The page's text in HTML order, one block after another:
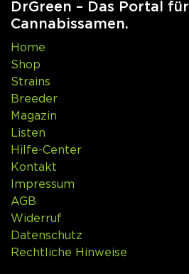
DrGreen – Das Portal für
Cannabissamen.
Home
Shop
Strains
Breeder
Magazin
Listen
Hilfe-Center
Kontakt
Impressum
AGB
Widerruf
Datenschutz
Rechtliche Hinweise